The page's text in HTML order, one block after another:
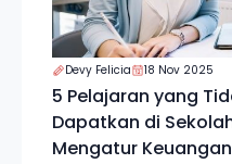
Devy Felicia 18 Nov 2025
5 Pelajaran yang
Dapatkan di
Mengatur Keuangan